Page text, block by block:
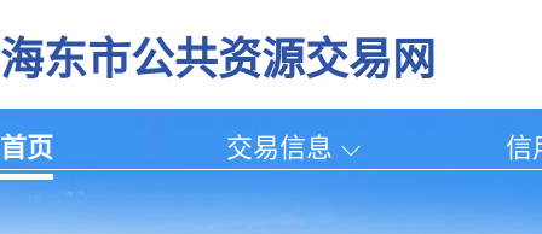
海东市公共资源交易网
首页 交易信息 信